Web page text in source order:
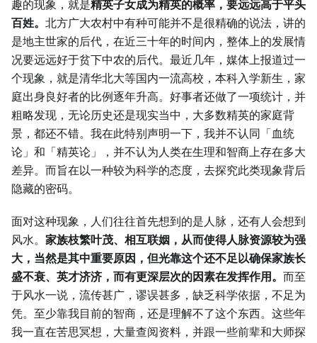
趣的现象，就是精英子女成为精英的概率，要远远高于平头
百姓。 北方广大农村中有种可能并不是很精确的说法，讲的
是地主世家的后代，在近三十年的时间内，整体上的发展情
况要远远好于贫下中农的后代。最近几年，媒体上报道过一
个现象，就是清华北大等国内一流高校，本科入学新生，家
庭出身良好者的比例逐年升高。好事者还做了一项统计，并
粗略发现，无论历史还是现实当中，大多数精英的家庭背
景，都还不错。我在此特别声明一下，我并不认同「血统
论」和「精英论」，并不认为人类在生理和智商上存在多大
差异。而旨在以一种较为科学的态度，去探究此类现象背后
隐藏的密码。
面对这种现象，人们往往首先想到的是人脉，还有人会想到
风水。 家族枝繁叶茂、相互联姻，从而使得人脉资源较为强
大，当然是其中重要原因，但光靠这个还不足以确保家族长
盛不衰、英才济济，而有更深层次的因素在发挥作用。 而至
于风水一说，流传甚广，谬误甚多，缺乏科学依据，不足为
凭。至少靠我目前的智商，还是理解不了这个东西。这些年
我一直在苦思冥想，大量查阅资料，并跟一些前辈和大师探